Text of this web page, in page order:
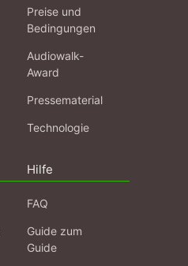
Preise und
Bedingungen
Audiowalk-
Award
Pressematerial
Technologie
Hilfe
FAQ
Guide zum
Guide